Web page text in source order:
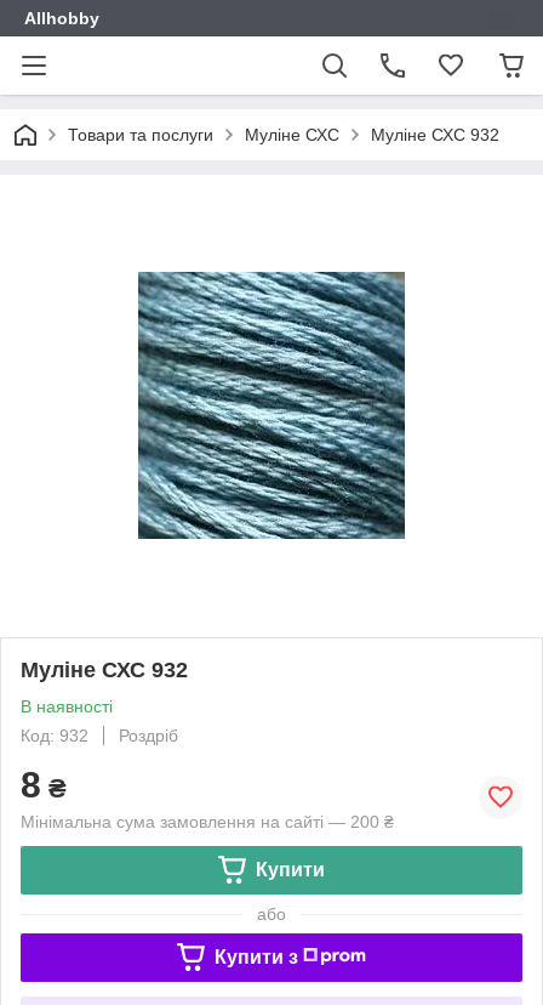
Allhobby
Товари та послуги Муліне СХС Муліне СХС 932
Муліне СХС 932
В наявності
Код: 932
Роздріб
8 ₴
Мінімальна сума замовлення на сайті — 200 ₴
Купити
або
Купити з